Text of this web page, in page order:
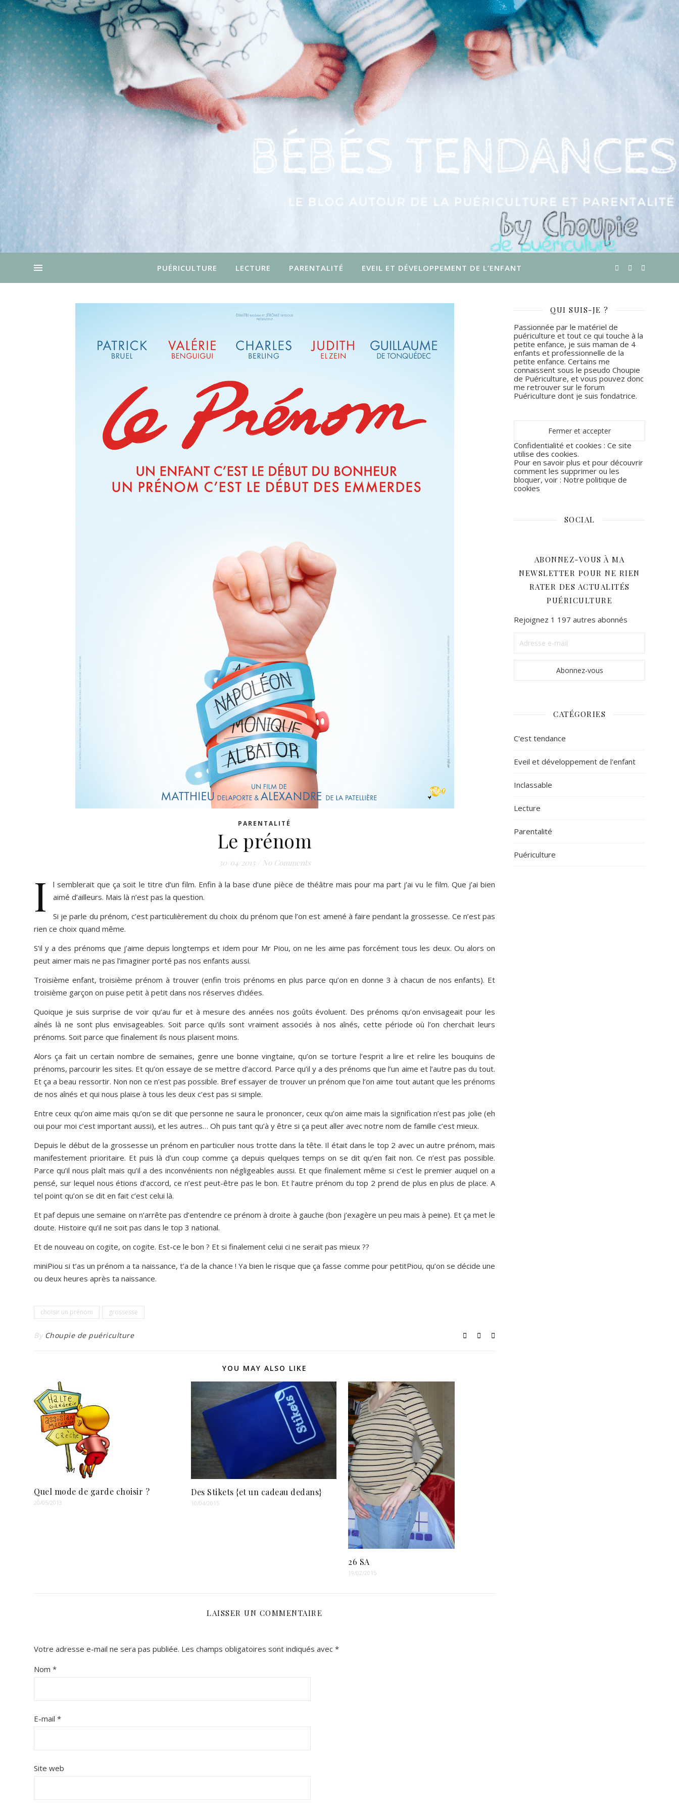
PUÉRICULTURE LECTURE PARENTALITÉ EVEIL ET DÉVELOPPEMENT DE L’ENFANT
PARENTALITÉ
Le prénom
30/04/2015 No Comments
I
l semblerait que ça soit le titre d’un film. Enfin à la base d’une pièce de théâtre mais pour ma part j’ai vu le film. Que j’ai bien
aimé d’ailleurs. Mais là n’est pas la question.
Si je parle du prénom, c’est particulièrement du choix du prénom que l’on est amené à faire pendant la grossesse. Ce n’est pas
rien ce choix quand même.
S’il y a des prénoms que j’aime depuis longtemps et idem pour Mr Piou, on ne les aime pas forcément tous les deux. Ou alors on
peut aimer mais ne pas l’imaginer porté pas nos enfants aussi.
Troisième enfant, troisième prénom à trouver (enfin trois prénoms en plus parce qu’on en donne 3 à chacun de nos enfants). Et
troisième garçon on puise petit à petit dans nos réserves d’idées.
Quoique je suis surprise de voir qu’au fur et à mesure des années nos goûts évoluent. Des prénoms qu’on envisageait pour les
aînés là ne sont plus envisageables. Soit parce qu’ils sont vraiment associés à nos aînés, cette période où l’on cherchait leurs
prénoms. Soit parce que finalement ils nous plaisent moins.
Alors ça fait un certain nombre de semaines, genre une bonne vingtaine, qu’on se torture l’esprit a lire et relire les bouquins de
prénoms, parcourir les sites. Et qu’on essaye de se mettre d’accord. Parce qu’il y a des prénoms que l’un aime et l’autre pas du tout.
Et ça a beau ressortir. Non non ce n’est pas possible. Bref essayer de trouver un prénom que l’on aime tout autant que les prénoms
de nos aînés et qui nous plaise à tous les deux c’est pas si simple.
Entre ceux qu’on aime mais qu’on se dit que personne ne saura le prononcer, ceux qu’on aime mais la signification n’est pas jolie (eh
oui pour moi c’est important aussi), et les autres… Oh puis tant qu’à y être si ça peut aller avec notre nom de famille c’est mieux.
Depuis le début de la grossesse un prénom en particulier nous trotte dans la tête. Il était dans le top 2 avec un autre prénom, mais
manifestement prioritaire. Et puis là d’un coup comme ça depuis quelques temps on se dit qu’en fait non. Ce n’est pas possible.
Parce qu’il nous plaît mais qu’il a des inconvénients non négligeables aussi. Et que finalement même si c’est le premier auquel on a
pensé, sur lequel nous étions d’accord, ce n’est peut-être pas le bon. Et l’autre prénom du top 2 prend de plus en plus de place. A
tel point qu’on se dit en fait c’est celui là.
Et paf depuis une semaine on n’arrête pas d’entendre ce prénom à droite à gauche (bon j’exagère un peu mais à peine). Et ça met le
doute. Histoire qu’il ne soit pas dans le top 3 national.
Et de nouveau on cogite, on cogite. Est-ce le bon ? Et si finalement celui ci ne serait pas mieux ??
miniPiou si t’as un prénom a ta naissance, t’a de la chance ! Ya bien le risque que ça fasse comme pour petitPiou, qu’on se décide une
ou deux heures après ta naissance.
choisir un prénom grossesse
By Choupie de puériculture
YOU MAY ALSO LIKE
Quel mode de garde choisir ?
20/05/2013
Des Stikets {et un cadeau dedans}
10/04/2015
26 SA
19/02/2015
LAISSER UN COMMENTAIRE
Votre adresse e-mail ne sera pas publiée. Les champs obligatoires sont indiqués avec *
Nom *
E-mail *
Site web
QUI SUIS-JE ?
Passionnée par le matériel de
puériculture et tout ce qui touche à la
petite enfance, je suis maman de 4
enfants et professionnelle de la
petite enfance. Certains me
connaissent sous le pseudo Choupie
de Puériculture, et vous pouvez donc
me retrouver sur le forum
Puériculture dont je suis fondatrice.
Confidentialité et cookies : Ce site
utilise des cookies.
Pour en savoir plus et pour découvrir
comment les supprimer ou les
bloquer, voir : Notre politique de
cookies
SOCIAL
ABONNEZ-VOUS À MA
NEWSLETTER POUR NE RIEN
RATER DES ACTUALITÉS
PUÉRICULTURE
Rejoignez 1 197 autres abonnés
Adresse
CATÉGORIES
C'est tendance
Eveil et développement de l'enfant
Inclassable
Lecture
Parentalité
Puériculture